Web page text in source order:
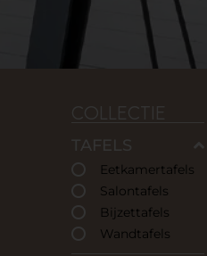
COLLECTIE
TAFELS
Eetkamertafels
Salontafels
Bijzettafels
Wandtafels